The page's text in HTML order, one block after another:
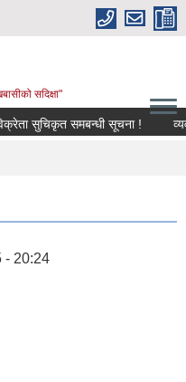
सदिक्षा"
सुचिकृत समबन्धी सूचना !
- 20:24